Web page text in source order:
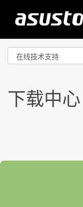
下载中心